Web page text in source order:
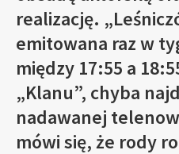
realizację.
emitowana raz w
między 17:55 a
„Klanu”, chyba
nadawanej
mówi się, że rody